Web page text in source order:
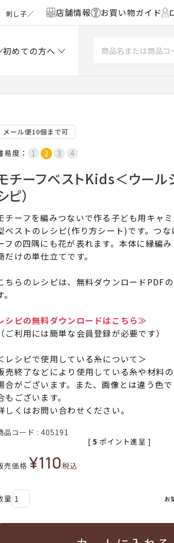
刺し子／ 店舗情報 お買い物ガイド
初めての方へ
メール便10個まで可
易度：
チーフベストKids＜ウール
ピ）
チーフを編みつないで作る子ども用キャ
ベストのレシピ(作り方シート)です。つな
フの四隅にも花が表れます。本体に縁編
だけの単仕立てです。
ちらのレシピは、無料ダウンロードPDF
シピの無料ダウンロードはこちら≫
（ご利用には簡単な会員登録が必要です）
レシピで使用している糸について＞
売終了などにより使用している糸や材料
合がございます。また、画像とは違う色
もございます。
しくはお問い合わせください。
品コード 405191
売価格 ¥110税込
[ 5 ポイント進呈 ]
お